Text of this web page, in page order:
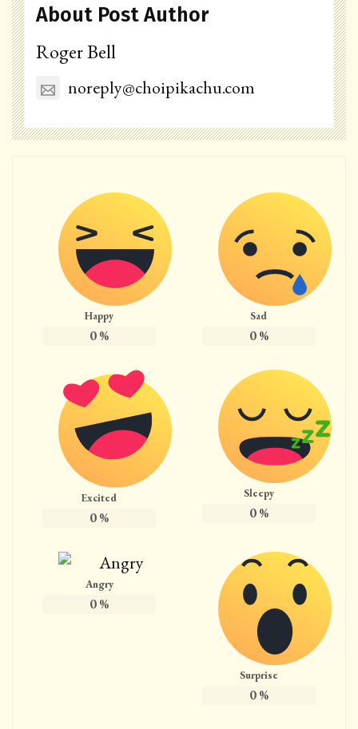
About Post Author
Roger Bell
noreply@choipikachu.com
Happy
0%
Sad
0%
Excited
0%
Sleepy
0%
Angry
0%
Surprise
0%